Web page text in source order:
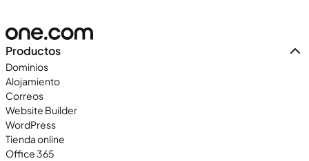
Productos
Dominios
Alojamiento
Correos
Website Builder
WordPress
Tienda online
Office 365